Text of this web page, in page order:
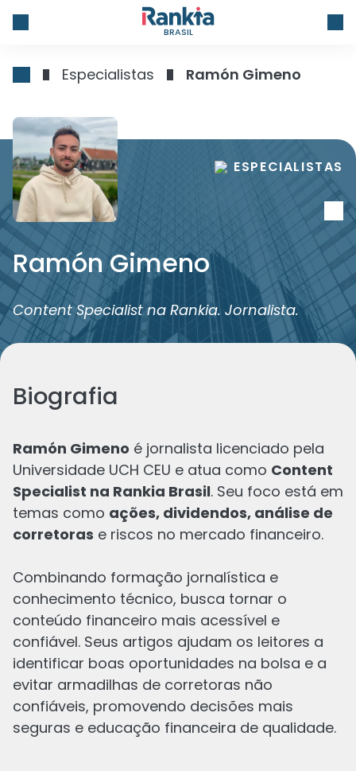
BRASIL
Especialistas Ramón Gimeno
ESPECIALISTAS
Ramón Gimeno
Content Specialist na Rankia. Jornalista.
Biografia
Ramón Gimeno é jornalista licenciado pela
Universidade UCH CEU e atua como Content
Specialist na Rankia Brasil. Seu foco está em
temas como ações, dividendos, análise de
corretoras e riscos no mercado financeiro.
Combinando formação jornalística e
conhecimento técnico, busca tornar o
conteúdo financeiro mais acessível e
confiável. Seus artigos ajudam os leitores a
identificar boas oportunidades na bolsa e a
evitar armadilhas de corretoras não
confiáveis, promovendo decisões mais
seguras e educação financeira de qualidade.
Os últimos deRamón
ETFs americanos: melhores opções para
investir em 2026
Revisado